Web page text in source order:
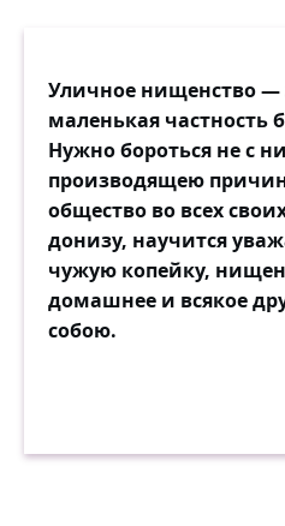
Уличное нищенство —
маленькая частность
Нужно бороться не с
производящею
общество во всех
донизу, научится
чужую копейку,
домашнее и всякое
собою.